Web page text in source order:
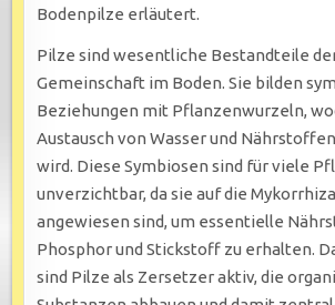
Bodenpilze erläutert.
Pilze sind wesentliche Bestandteile
Gemeinschaft im Boden. Sie bilden
Beziehungen mit Pflanzenwurzeln,
Austausch von Wasser und
wird. Diese Symbiosen sind für viele
unverzichtbar, da sie auf die
angewiesen sind, um essentielle
Phosphor und Stickstoff zu erhalten.
sind Pilze als Zersetzer aktiv, die